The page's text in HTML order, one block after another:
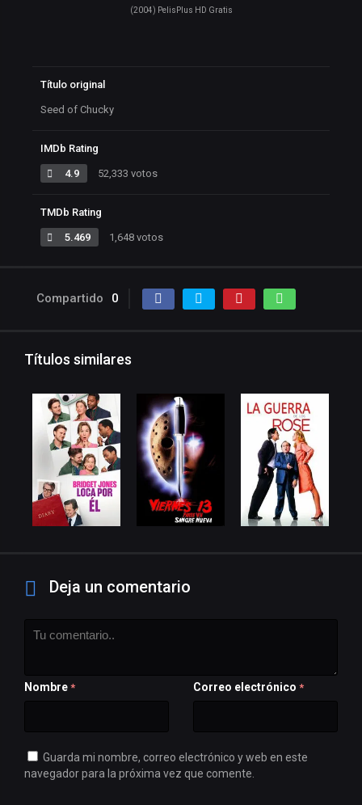
(2004) PelisPlus HD Gratis
Título original
Seed of Chucky
IMDb Rating
4.9 52,333 votos
TMDb Rating
5.469 1,648 votos
Compartido 0
Títulos similares
Deja un comentario
Nombre * Correo electrónico *
Guarda mi nombre, correo electrónico y web en este
navegador para la próxima vez que comente.